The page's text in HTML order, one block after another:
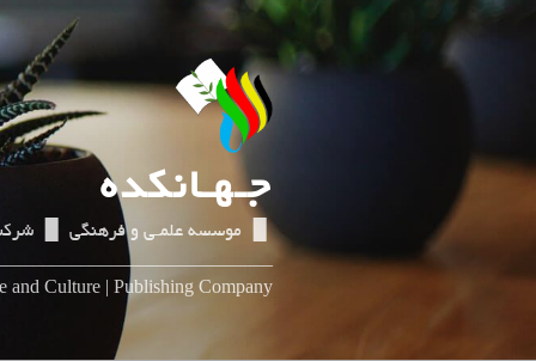
رفتن
جـهـانکده
▌▐ موسسه علمـی و فرهنگی ▌▐
and Culture | Publishing Company